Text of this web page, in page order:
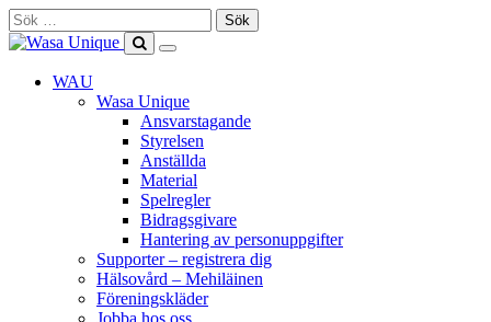
Skip
to
content
Sök
efter:
Search
site
Show
WAU
Wasa Unique
Ansvarstagande
Styrelsen
Anställda
Material
Spelregler
Bidragsgivare
Hantering av personuppgifter
Supporter – registrera dig
Hälsovård – Mehiläinen
Föreningskläder
Jobba hos oss